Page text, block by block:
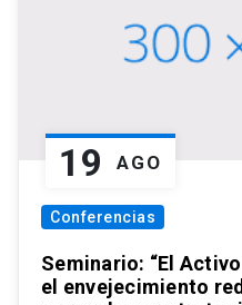
19 AGO
Conferencias
Seminario: “El
el envejecimiento